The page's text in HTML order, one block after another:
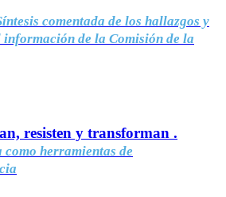
comentada de los hallazgos y
información de la Comisión de la
resisten y transforman .
como herramientas de